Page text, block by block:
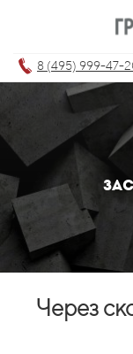
8 (495) 999-47-
Через